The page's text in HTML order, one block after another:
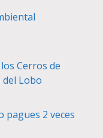
Cerros de
del Lobo
pagues 2 veces